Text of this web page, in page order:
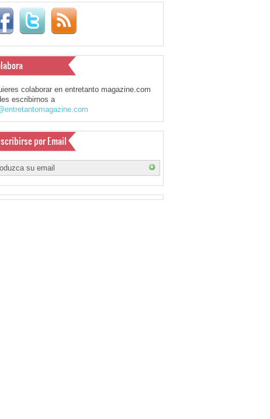
colaborar en entretanto magazine.com
escribirnos a
por Email